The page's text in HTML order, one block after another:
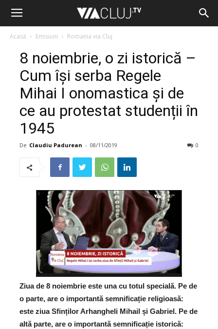
Acasă Emisiuni Romania via Cluj
8 noiembrie, o zi istorică –
Cum își serba Regele
Mihai I onomastica și de
ce au protestat studenții în
1945
De Claudiu Padurean - 08/11/2019 0
Ziua de 8 noiembrie este una cu totul specială. Pe de
o parte, are o importantă semnificație religioasă:
este ziua Sfinților Arhangheli Mihail și Gabriel. Pe de
altă parte, are o importantă semnificație istorică: